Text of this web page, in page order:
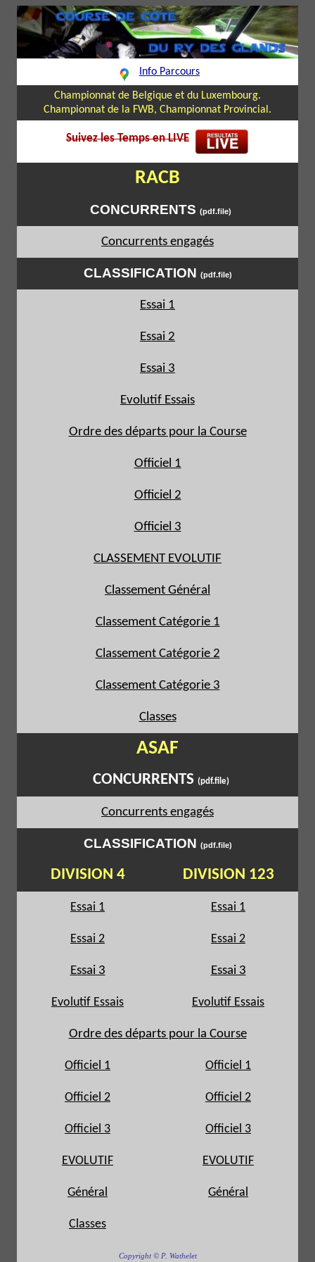
Info Parcours
Championnat de Belgique et du Luxembourg.
Championnat de la FWB, Championnat Provincial.
Suivez les Temps en LIVE
RACB
CONCURRENTS (pdf.file)
Concurrents engagés
CLASSIFICATION (pdf.file)
Essai 1
Essai 2
Essai 3
Evolutif Essais
Ordre des départs pour la Course
Officiel 1
Officiel 2
Officiel 3
CLASSEMENT EVOLUTIF
Classement Général
Classement Catégorie 1
Classement Catégorie 2
Classement Catégorie 3
Classes
ASAF
CONCURRENTS (pdf.file)
Concurrents engagés
CLASSIFICATION (pdf.file)
DIVISION 4 DIVISION 123
Essai 1 Essai 1
Essai 2 Essai 2
Essai 3 Essai 3
Evolutif Essais Evolutif Essais
Ordre des départs pour la Course
Officiel 1 Officiel 1
Officiel 2 Officiel 2
Officiel 3 Officiel 3
EVOLUTIF EVOLUTIF
Général Général
Classes
Copyright © P. Wathelet